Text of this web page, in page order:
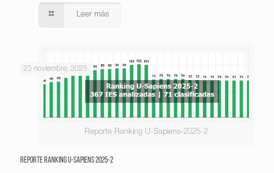
Leer más
Reporte Ranking U-Sapiens-2025-2
23 noviembre, 2025
Reporte Ranking U-Sapiens 2025-2